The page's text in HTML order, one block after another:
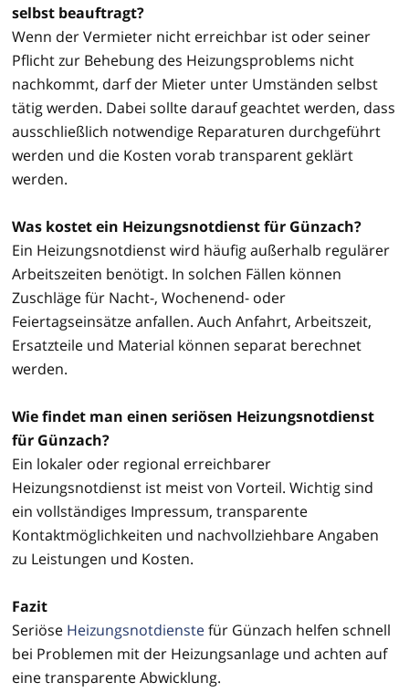
selbst beauftragt?
Wenn der Vermieter nicht erreichbar ist oder seiner
Pflicht zur Behebung des Heizungsproblems nicht
nachkommt, darf der Mieter unter Umständen selbst
tätig werden. Dabei sollte darauf geachtet werden, dass
ausschließlich notwendige Reparaturen durchgeführt
werden und die Kosten vorab transparent geklärt
werden.
Was kostet ein Heizungsnotdienst für Günzach?
Ein Heizungsnotdienst wird häufig außerhalb regulärer
Arbeitszeiten benötigt. In solchen Fällen können
Zuschläge für Nacht-, Wochenend- oder
Feiertagseinsätze anfallen. Auch Anfahrt, Arbeitszeit,
Ersatzteile und Material können separat berechnet
werden.
Wie findet man einen seriösen Heizungsnotdienst
für Günzach?
Ein lokaler oder regional erreichbarer
Heizungsnotdienst ist meist von Vorteil. Wichtig sind
ein vollständiges Impressum, transparente
Kontaktmöglichkeiten und nachvollziehbare Angaben
zu Leistungen und Kosten.
Fazit
Seriöse Heizungsnotdienstefür Günzach helfen schnell
bei Problemen mit der Heizungsanlage und achten auf
eine transparente Abwicklung.